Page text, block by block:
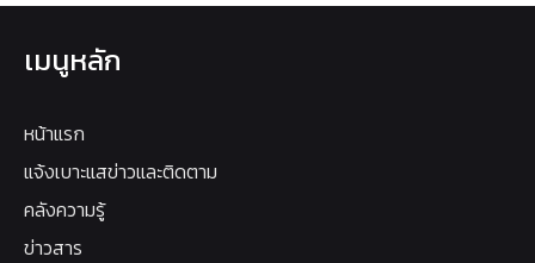
เมนูหลัก
หน้าแรก
แจ้งเบาะแสข่าวและติดตาม
คลังความรู้
ข่าวสาร